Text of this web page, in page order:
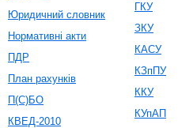
Юридичний словник
Нормативні акти
ПДР
План рахунків
П(С)БО
КВЕД-2010
ГКУ
ЗКУ
КАСУ
КЗпПУ
ККУ
КУпАП